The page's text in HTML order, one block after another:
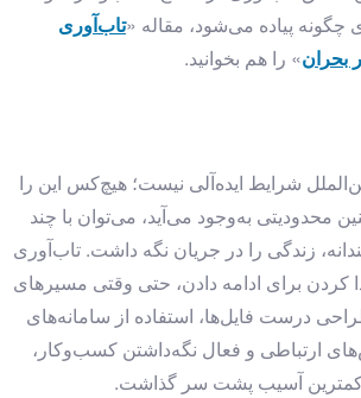
پیاده می‌شود، مقاله «تاب‌آوری
بحران» را هم بخوانید.
شرایط ایده‌آلی نیست؛ هیچ‌کس این را
محدودیتی به‌وجود می‌آید، می‌توان با چند
زندگی را در جریان نگه داشت. تاب‌آوری
کردن برای ادامه دادن، حتی وقتی مسیرهای
درست فایل‌ها، استفاده از سامانه‌های
ارتباطی و فعال نگه‌داشتن کسب‌وکار،
کمترین آسیب پشت سر گذاشت.